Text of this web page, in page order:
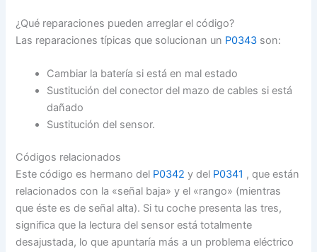
¿Qué reparaciones pueden arreglar el código?
Las reparaciones típicas que solucionan un P0343 son:
Cambiar la batería si está en mal estado
Sustitución del conector del mazo de cables si está
dañado
Sustitución del sensor.
Códigos relacionados
Este código es hermano del P0342 y del P0341 , que están
relacionados con la «señal baja» y el «rango» (mientras
que éste es de señal alta). Si tu coche presenta las tres,
significa que la lectura del sensor está totalmente
desajustada, lo que apuntaría más a un problema eléctrico